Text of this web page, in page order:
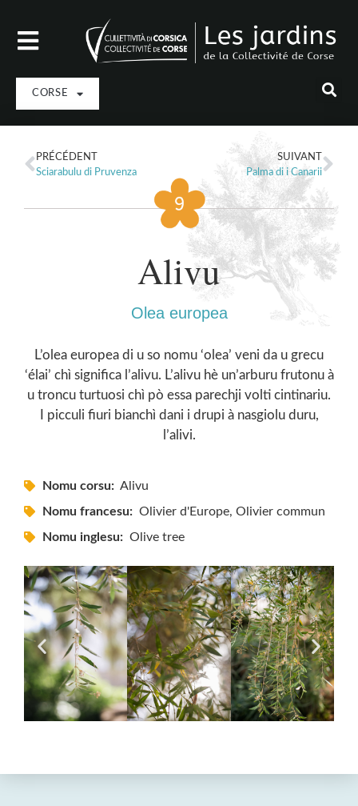
CORSE
PRÉCÉDENT
Sciarabulu di Pruvenza
SUIVANT
Palma di i Canarii
Alivu
Olea europea
L’olea europea di u so nomu ‘olea’ veni da u grecu
‘élai’ chì significa l’alivu. L’alivu hè un’arburu frutonu à
u troncu turtuosi chì pò essa parechji volti cintinariu.
I picculi fiuri bianchì dani i drupi à nasgiolu duru,
l’alivi.
Nomu corsu: Alivu
Nomu francesu: Olivier d'Europe, Olivier commun
Nomu inglesu: Olive tree